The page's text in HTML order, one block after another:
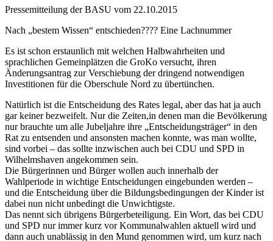
Pressemitteilung der BASU vom 22.10.2015
Nach „bestem Wissen“ entschieden???? Eine Lachnummer
Es ist schon erstaunlich mit welchen Halbwahrheiten und
sprachlichen Gemeinplätzen die GroKo versucht, ihren
Änderungsantrag zur Verschiebung der dringend notwendigen
Investitionen für die Oberschule Nord zu übertünchen.
Natürlich ist die Entscheidung des Rates legal, aber das hat ja auch
gar keiner bezweifelt. Nur die Zeiten,in denen man die Bevölkerung
nur brauchte um alle Jubeljahre ihre „Entscheidungsträger“ in den
Rat zu entsenden und ansonsten machen konnte, was man wollte,
sind vorbei – das sollte inzwischen auch bei CDU und SPD in
Wilhelmshaven angekommen sein.
Die Bürgerinnen und Bürger wollen auch innerhalb der
Wahlperiode in wichtige Entscheidungen eingebunden werden –
und die Entscheidung über die Bildungsbedingungen der Kinder ist
dabei nun nicht unbedingt die Unwichtigste.
Das nennt sich übrigens Bürgerbeteiligung. Ein Wort, das bei CDU
und SPD nur immer kurz vor Kommunalwahlen aktuell wird und
dann auch unablässig in den Mund genommen wird, um kurz nach